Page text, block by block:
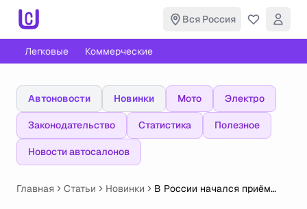
Вся Россия
Легковые Коммерческие
Автоновости Новинки Мото Электро
Законодательство Статистика Полезное
Новости автосалонов
Главная Статьи Новинки
В России начался приём